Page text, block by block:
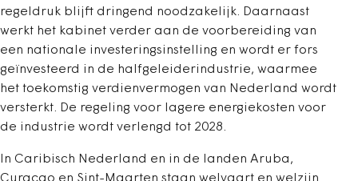
regeldruk blijft dringend noodzakelijk. Daarnaast
werkt het kabinet verder aan de voorbereiding van
een nationale investeringsinstelling en wordt er fors
geïnvesteerd in de halfgeleiderindustrie, waarmee
het toekomstig verdienvermogen van Nederland wordt
versterkt. De regeling voor lagere energiekosten voor
de industrie wordt verlengd tot 2028.
In Caribisch Nederland en in de landen Aruba,
Curaçao en Sint-Maarten staan welvaart en welzijn